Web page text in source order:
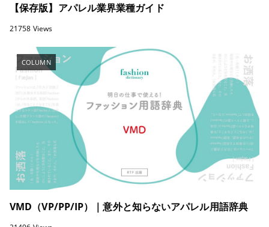
【保存版】アパレル業界業種ガイド
21758 Views
COLUMN
VMD（VP/PP/IP）｜意外と知らないアパレル用語辞典